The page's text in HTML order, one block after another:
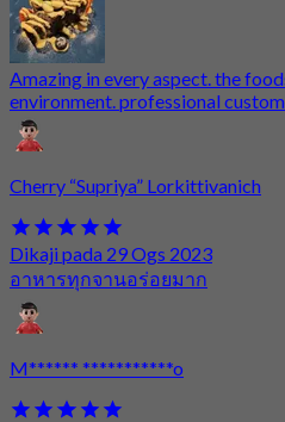
Amazing in every aspect. the
environment. professional
Cherry “Supriya” Lorkittivanich
Dikaji pada 29 Ogs 2023
อาหารทุกจานอร่อยมาก
M****** ***********o